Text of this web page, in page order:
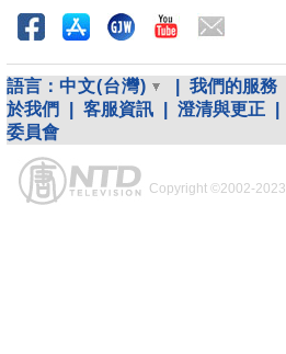
語言： 中文(台灣) 我們的服務
於我們
客服資訊 澄清與更正
委員會
Copyright ©2002-2023